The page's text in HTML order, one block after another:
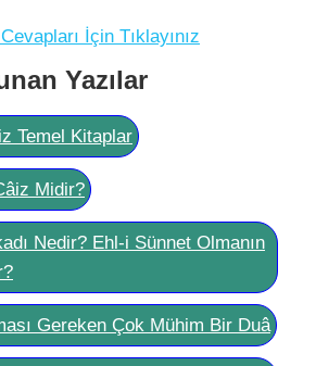
İçin Tıklayınız
Yazılar
Temel Kitaplar
Midir?
Nedir? Ehl-i Sünnet Olmanın
Gereken Çok Mühim Bir Duâ